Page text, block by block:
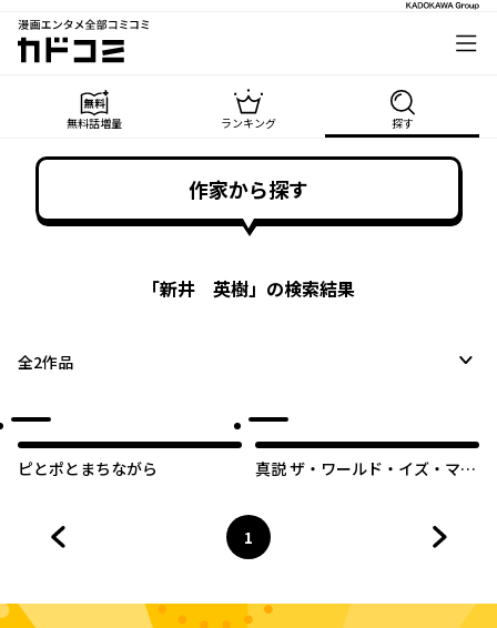
漫画エンタメ全部コミコミ
カドコミ
無料話増量 ランキング 探す
作家から探す
「新井 英樹」の検索結果
全2作品
ピとポとまちながら
真説 ザ・ワールド・イズ・マイ
ページ
1
へ